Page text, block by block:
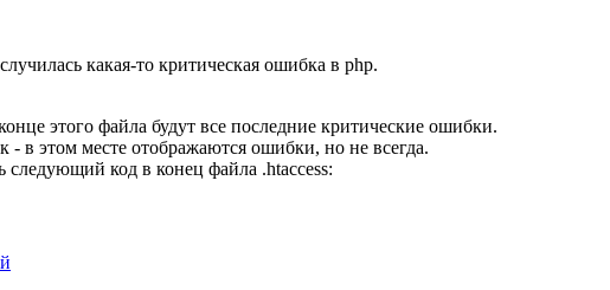
какая-то критическая ошибка в php.
этого файла будут все последние критические ошибки.
этом месте отображаются ошибки, но не всегда.
следующий код в конец файла .htaccess: